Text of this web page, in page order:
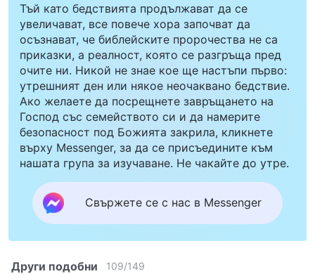
Тъй като бедствията продължават да се
увеличават, все повече хора започват да
осъзнават, че библейските пророчества не са
приказки, а реалност, която се разгръща пред
очите ни. Никой не знае кое ще настъпи първо:
утрешният ден или някое неочаквано бедствие.
Ако желаете да посрещнете завръщането на
Господ със семейството си и да намерите
безопасност под Божията закрила, кликнете
върху Messenger, за да се присъедините към
нашата група за изучаване. Не чакайте до утре.
Свържете се с нас в Messenger
Други подобни 109/149